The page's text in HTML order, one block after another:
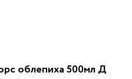
облепиха 500мл Д